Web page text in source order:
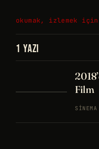
okumak, izlemek için
1 YAZI
Film
SINEMA